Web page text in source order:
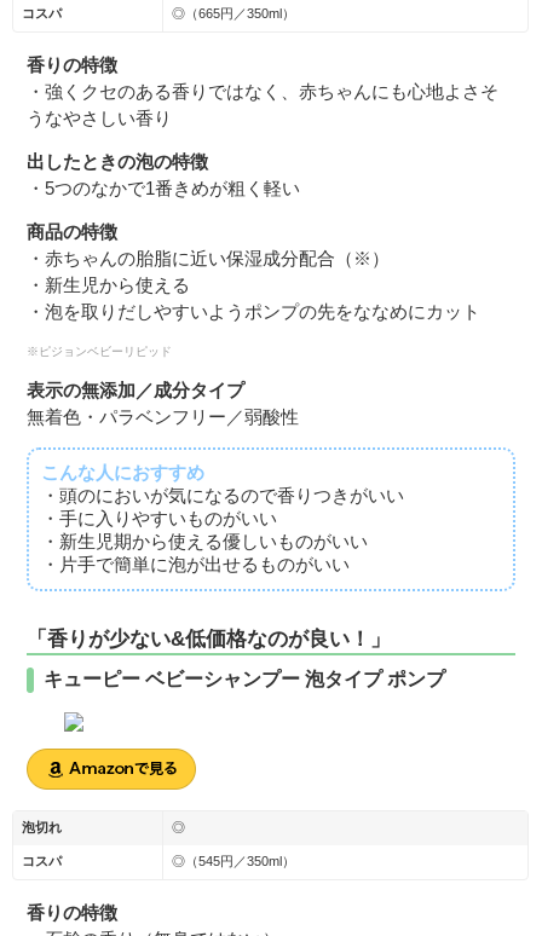
コスパ ◎（665円／350ml）
香りの特徴
・強くクセのある香りではなく、赤ちゃんにも心地よさそ
うなやさしい香り
出したときの泡の特徴
・5つのなかで1番きめが粗く軽い
商品の特徴
・赤ちゃんの胎脂に近い保湿成分配合（※）
・新生児から使える
・泡を取りだしやすいようポンプの先をななめにカット
※ピジョンベビーリピッド
表示の無添加／成分タイプ
無着色・パラベンフリー／弱酸性
こんな人におすすめ
・頭のにおいが気になるので香りつきがいい
・手に入りやすいものがいい
・新生児期から使える優しいものがいい
・片手で簡単に泡が出せるものがいい
「香りが少ない&低価格なのが良い！」
キューピー ベビーシャンプー 泡タイプ ポンプ
泡切れ ◎
コスパ ◎（545円／350ml）
香りの特徴